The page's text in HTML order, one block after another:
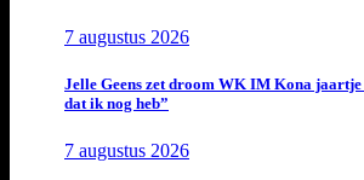
7 augustus 2026
Jelle Geens zet droom WK IM Kona jaartje
dat ik nog heb”
7 augustus 2026